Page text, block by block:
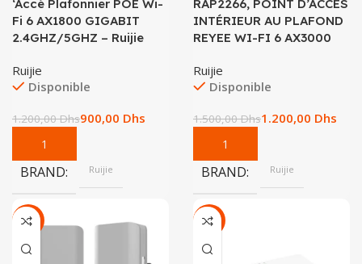
‘Accé Plafonnier POE Wi-
Fi 6 AX1800 GIGABIT
2.4GHZ/5GHZ – Ruijie
Ruijie
Disponible
1.200,00Dhs900,00 Dhs
BRAND Ruijie
RAP2266, POINT D’ACCÈS
INTÉRIEUR AU PLAFOND
REYEE WI-FI 6 AX3000
Ruijie
Disponible
1.500,00Dhs1.200,00 Dhs
BRAND Ruijie
-22% -32%